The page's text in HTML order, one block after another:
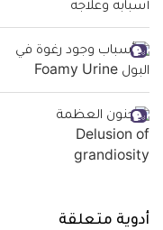
أدوية متعلقة